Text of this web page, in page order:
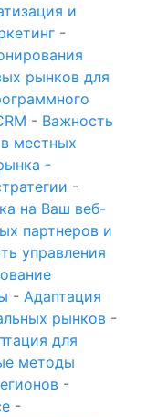
и
-
рынков для
- Важность
местных
-
-
на Ваш веб-
партнеров и
управления
- Адаптация
рынков -
для
методы
-
-